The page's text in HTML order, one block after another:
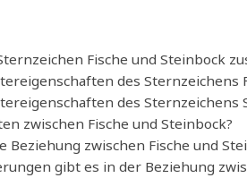
Fische und Steinbock
des Sternzeichens
des Sternzeichens
zwischen Fische und Steinbock?
Beziehung zwischen Fische und
gibt es in der Beziehung